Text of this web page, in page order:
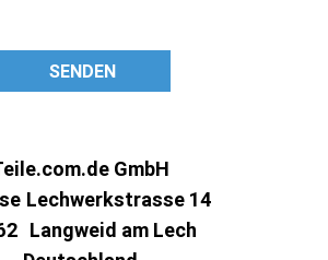
SENDEN
GmbH
Lechwerkstrasse 14
Langweid am Lech